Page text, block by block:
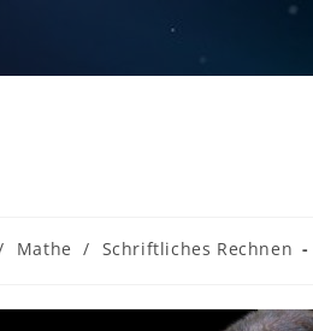
Mathe / Schriftliches Rechnen